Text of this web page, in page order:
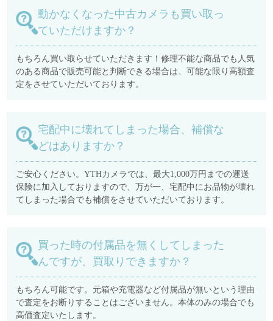
動かなくなった中古カメラも買い取っ
ていただけますか？
もちろん買い取らせていただきます！修理不能な商品でも人気
のある商品で販売可能と判断できる場合は、可能な限り高額査
定をさせていただいております。
宅配中に壊れてしまった場合、補償な
どはありますか？
ご安心ください。YTHカメラでは、最大1,000万円までの運送
保険に加入しておりますので、万が一、宅配中にお品物が壊れ
てしまった場合でも補償をさせていただいております。
買った時の付属品を無くしてしまった
んですが、買取りできますか？
もちろん可能です。元箱や充電器など付属品が無いという理由
で査定をお断りすることはございません。本体のみの場合でも
高価査定いたします。